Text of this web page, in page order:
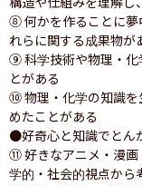
⑧ 何かを作ることに夢
れらに関する成果物が
⑨ 科学技術や物理・化
とがある
⑩ 物理・化学の知識を
めたことがある
●好奇心と知識でとん
⑪ 好きなアニメ・漫画
学的・社会的視点から